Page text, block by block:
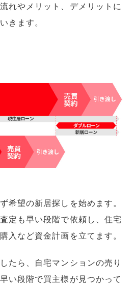
れやメリット、デメリットに
きます。
希望の新居探しを始めます。
定も早い段階で依頼し、住宅
入など資金計画を立てます。
たら、自宅マンションの売り
い段階で買主様が見つかって